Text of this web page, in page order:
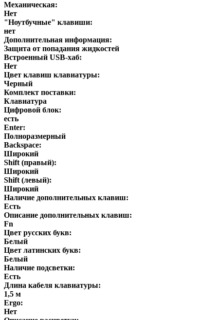
Механическая:
Нет
"Ноутбучные" клавиши:
нет
Дополнительная информация:
Защита от попадания жидкостей
Встроенный USB-хаб:
Нет
Цвет клавиш клавиатуры:
Черный
Комплект поставки:
Клавиатура
Цифровой блок:
есть
Enter:
Полноразмерный
Backspace:
Широкий
Shift (правый):
Широкий
Shift (левый):
Широкий
Наличие дополнительных клавиш:
Есть
Описание дополнительных клавиш:
Fn
Цвет русских букв:
Белый
Цвет латинских букв:
Белый
Наличие подсветки:
Есть
Длина кабеля клавиатуры:
1,5 м
Ergo:
Нет